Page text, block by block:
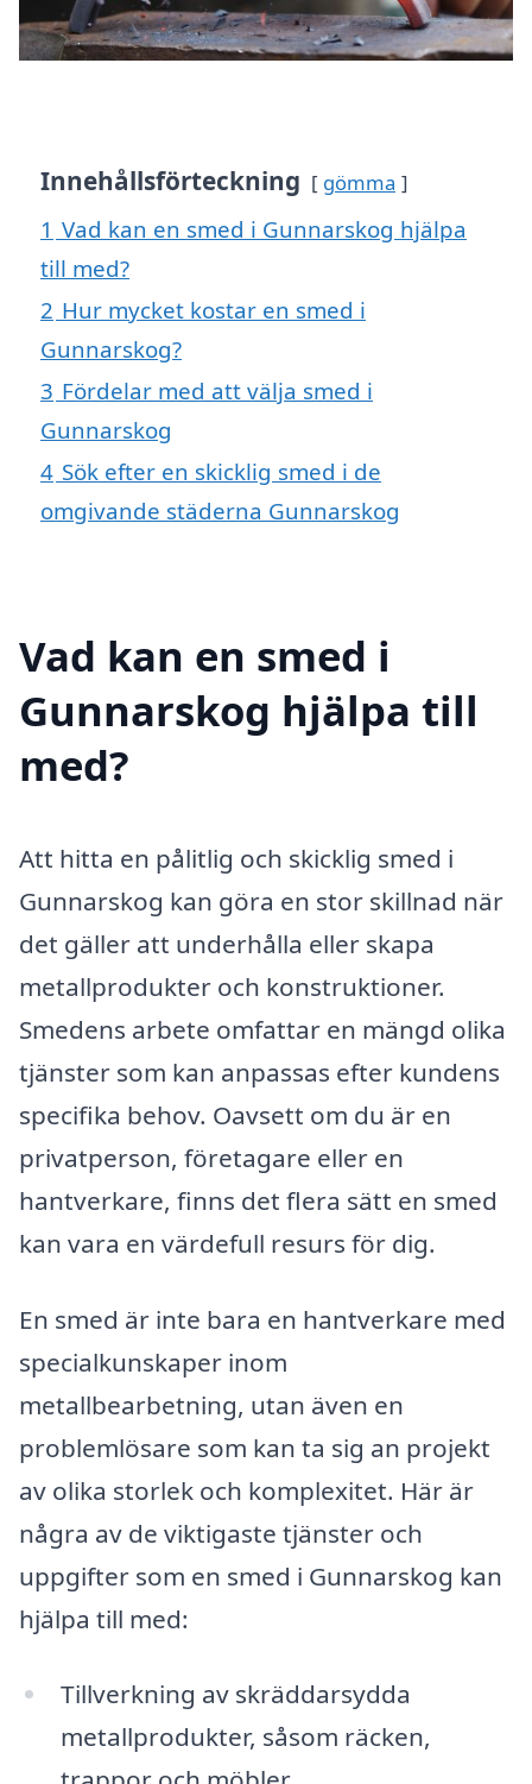
Innehållsförteckning gömma
1 Vad kan en smed i Gunnarskog hjälpa
till med?
2 Hur mycket kostar en smed i
Gunnarskog?
3 Fördelar med att välja smed i
Gunnarskog
4 Sök efter en skicklig smed i de
omgivande städerna Gunnarskog
Vad kan en smed i
Gunnarskog hjälpa till
med?
Att hitta en pålitlig och skicklig smed i
Gunnarskog kan göra en stor skillnad när
det gäller att underhålla eller skapa
metallprodukter och konstruktioner.
Smedens arbete omfattar en mängd olika
tjänster som kan anpassas efter kundens
specifika behov. Oavsett om du är en
privatperson, företagare eller en
hantverkare, finns det flera sätt en smed
kan vara en värdefull resurs för dig.
En smed är inte bara en hantverkare med
specialkunskaper inom
metallbearbetning, utan även en
problemlösare som kan ta sig an projekt
av olika storlek och komplexitet. Här är
några av de viktigaste tjänster och
uppgifter som en smed i Gunnarskog kan
hjälpa till med:
Tillverkning av skräddarsydda
metallprodukter, såsom räcken,